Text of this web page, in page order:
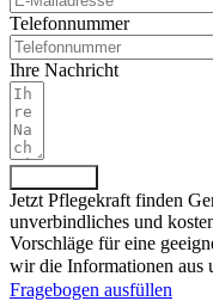
Telefonnummer
Ihre Nachricht
Jetzt Pflegekraft finden
unverbindliches und
Vorschläge für eine
wir die Informationen aus
Fragebogen ausfüllen